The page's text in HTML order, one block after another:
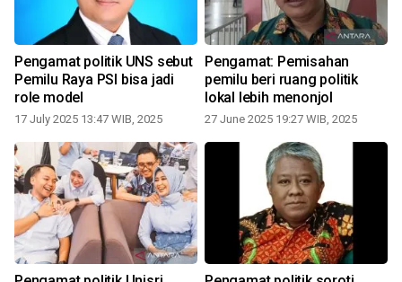
Pengamat politik UNS sebut
Pemilu Raya PSI bisa jadi
role model
17 July 2025 13:47 WIB, 2025
Pengamat: Pemisahan
pemilu beri ruang politik
lokal lebih menonjol
27 June 2025 19:27 WIB, 2025